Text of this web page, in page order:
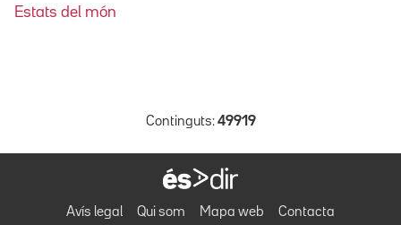
Estats del món
Continguts: 49919
Avís legal Qui som Mapa web Contacta